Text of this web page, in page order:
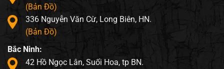
(Bản Đồ)
336 Nguyễn Văn Cừ, Long Biên, HN.
(Bản Đồ)
Bắc Ninh:
42 Hồ Ngọc Lân, Suối Hoa, tp BN.